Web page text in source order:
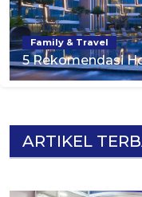
Family & Travel
5 Rekomendasi
ARTIKEL